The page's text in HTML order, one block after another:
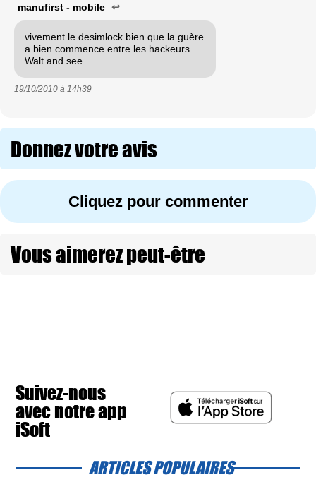
manufirst - mobile ↩
vivement le desimlock bien que la guère
a bien commence entre les hackeurs
Walt and see.
19/10/2010 à 14h39
Donnez votre avis
Cliquez pour commenter
Vous aimerez peut-être
Suivez-nous
avec notre app
iSoft
ARTICLES POPULAIRES